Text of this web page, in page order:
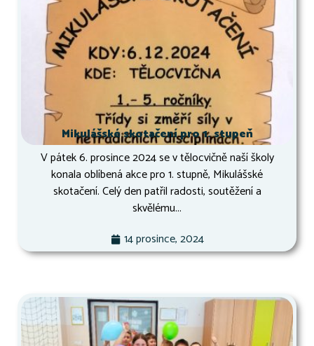
Mikulášské skotačení pro 1. stupeň
V pátek 6. prosince 2024 se v tělocvičně naší školy
konala oblíbená akce pro 1. stupně, Mikulášské
skotačení. Celý den patřil radosti, soutěžení a
skvělému...
14 prosince, 2024